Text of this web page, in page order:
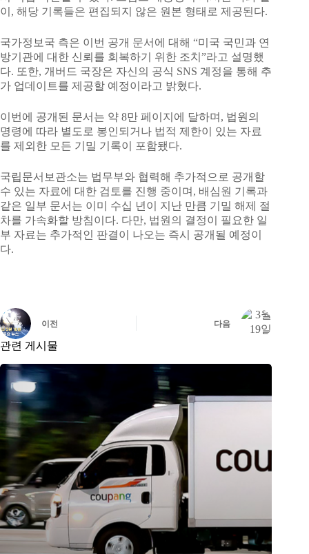
이, 해당 기록들은 편집되지 않은 원본 형태로 제공된다.
국가정보국 측은 이번 공개 문서에 대해 “미국 국민과 연
방기관에 대한 신뢰를 회복하기 위한 조치”라고 설명했
다. 또한, 개버드 국장은 자신의 공식 SNS 계정을 통해 추
가 업데이트를 제공할 예정이라고 밝혔다.
이번에 공개된 문서는 약 8만 페이지에 달하며, 법원의
명령에 따라 별도로 봉인되거나 법적 제한이 있는 자료
를 제외한 모든 기밀 기록이 포함됐다.
국립문서보관소는 법무부와 협력해 추가적으로 공개할
수 있는 자료에 대한 검토를 진행 중이며, 배심원 기록과
같은 일부 문서는 이미 수십 년이 지난 만큼 기밀 해제 절
차를 가속화할 방침이다. 다만, 법원의 결정이 필요한 일
부 자료는 추가적인 판결이 나오는 즉시 공개될 예정이
다.
이전 다음
관련 게시물